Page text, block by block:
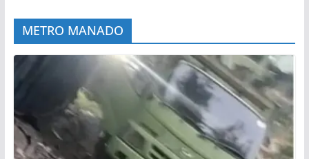
METRO MANADO